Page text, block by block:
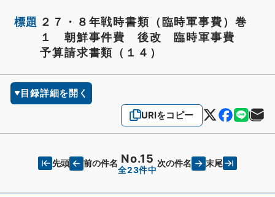
標題 ２７・８年戦時書類（臨時軍事費）巻
１ 朝鮮事件費 後改 臨時軍事費
予算請求書類（１４）
目録詳細を開く
URIをコピー
先頭 前の件名 No.15
全23件中
次の件名 末尾